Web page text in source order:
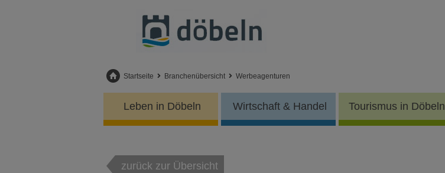
Startseite Branchenübersicht Werbeagenturen
Leben in Döbeln Wirtschaft & Handel Tourismus in Döbeln
zurück zur Übersicht